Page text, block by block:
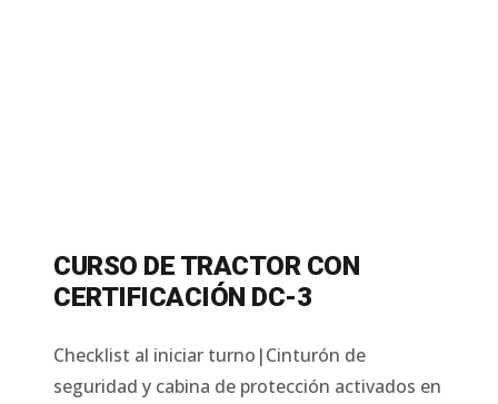
CURSO DE TRACTOR CON
CERTIFICACIÓN DC-3
Checklist al iniciar turno|Cinturón de
seguridad y cabina de protección activados en